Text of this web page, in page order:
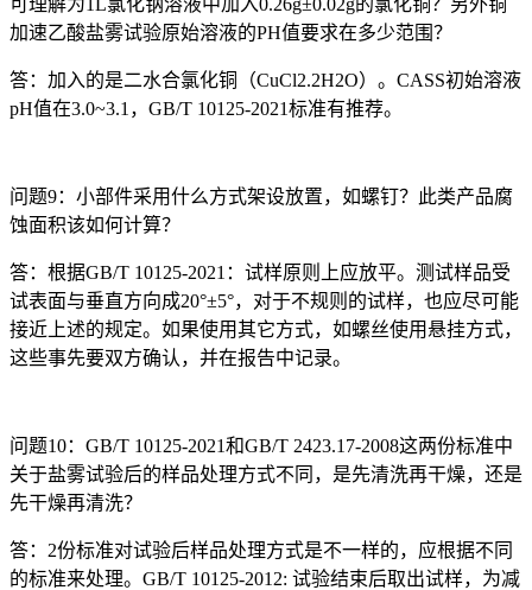
可理解为1L氯化钠溶液中加入0.26g±0.02g的氯化铜？另外铜
加速乙酸盐雾试验原始溶液的PH值要求在多少范围？
答：加入的是二水合氯化铜（CuCl2.2H2O）。CASS初始溶液
pH值在3.0~3.1，GB/T 10125-2021标准有推荐。
问题9：小部件采用什么方式架设放置，如螺钉？此类产品腐
蚀面积该如何计算？
答：根据GB/T 10125-2021：试样原则上应放平。测试样品受
试表面与垂直方向成20°±5°，对于不规则的试样，也应尽可能
接近上述的规定。如果使用其它方式，如螺丝使用悬挂方式，
这些事先要双方确认，并在报告中记录。
问题10：GB/T 10125-2021和GB/T 2423.17-2008这两份标准中
关于盐雾试验后的样品处理方式不同，是先清洗再干燥，还是
先干燥再清洗？
答：2份标准对试验后样品处理方式是不一样的，应根据不同
的标准来处理。GB/T 10125-2012: 试验结束后取出试样，为减